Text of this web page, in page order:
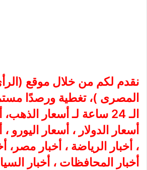
نقدم لكم من خلال موقع (
المصرى )، تغطية ورصدًا
الـ 24 ساعة لـ أسعار
أسعار الدولار ، أسعار اليورو
، أخبار الرياضة ، أخبار مصر،
أخبار المحافظات ، أخبار